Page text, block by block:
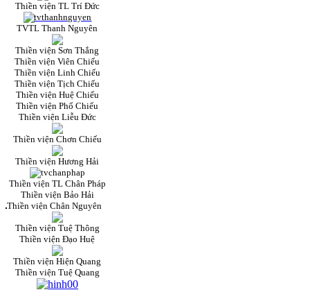
Thiền viện TL Trí Đức
TVTL Thanh Nguyên
Thiền viện Sơn Thắng
Thiền viện Viên Chiếu
Thiền viện Linh Chiếu
Thiền viện Tịch Chiếu
Thiền viện Huệ Chiếu
Thiền viện Phổ Chiếu
Thiền viện Liễu Đức
Thiền viện Chơn Chiếu
Thiền viện Hương Hải
Thiền viện TL Chân Pháp
Thiền viện Bảo Hải
Thiền viện Chân Nguyên
Thiền viện Tuệ Thông
Thiền viện Đạo Huệ
Thiền viện Hiện Quang
Thiền viện Tuệ Quang